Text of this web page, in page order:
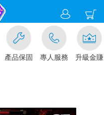
產品保固 專人服務 升級金賺